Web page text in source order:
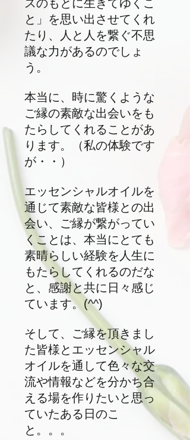
スのもとに生きてゆくこ
と」を思い出させてくれ
たり、人と人を繋ぐ不思
議な力があるのでしょ
う。
本当に、時に驚くような
ご縁の素敵な出会いをも
たらしてくれることがあ
ります。（私の体験です
が・・）
エッセンシャルオイルを
通じて素敵な皆様との出
会い、ご縁が繋がってい
くことは、本当にとても
素晴らしい経験を人生に
もたらしてくれるのだな
と、感謝と共に日々感じ
ています。(^^)
そして、ご縁を頂きまし
た皆様とエッセンシャル
オイルを通して色々な交
流や情報などを分かち合
える場を作りたいと思っ
ていたある日のこ
と。。。